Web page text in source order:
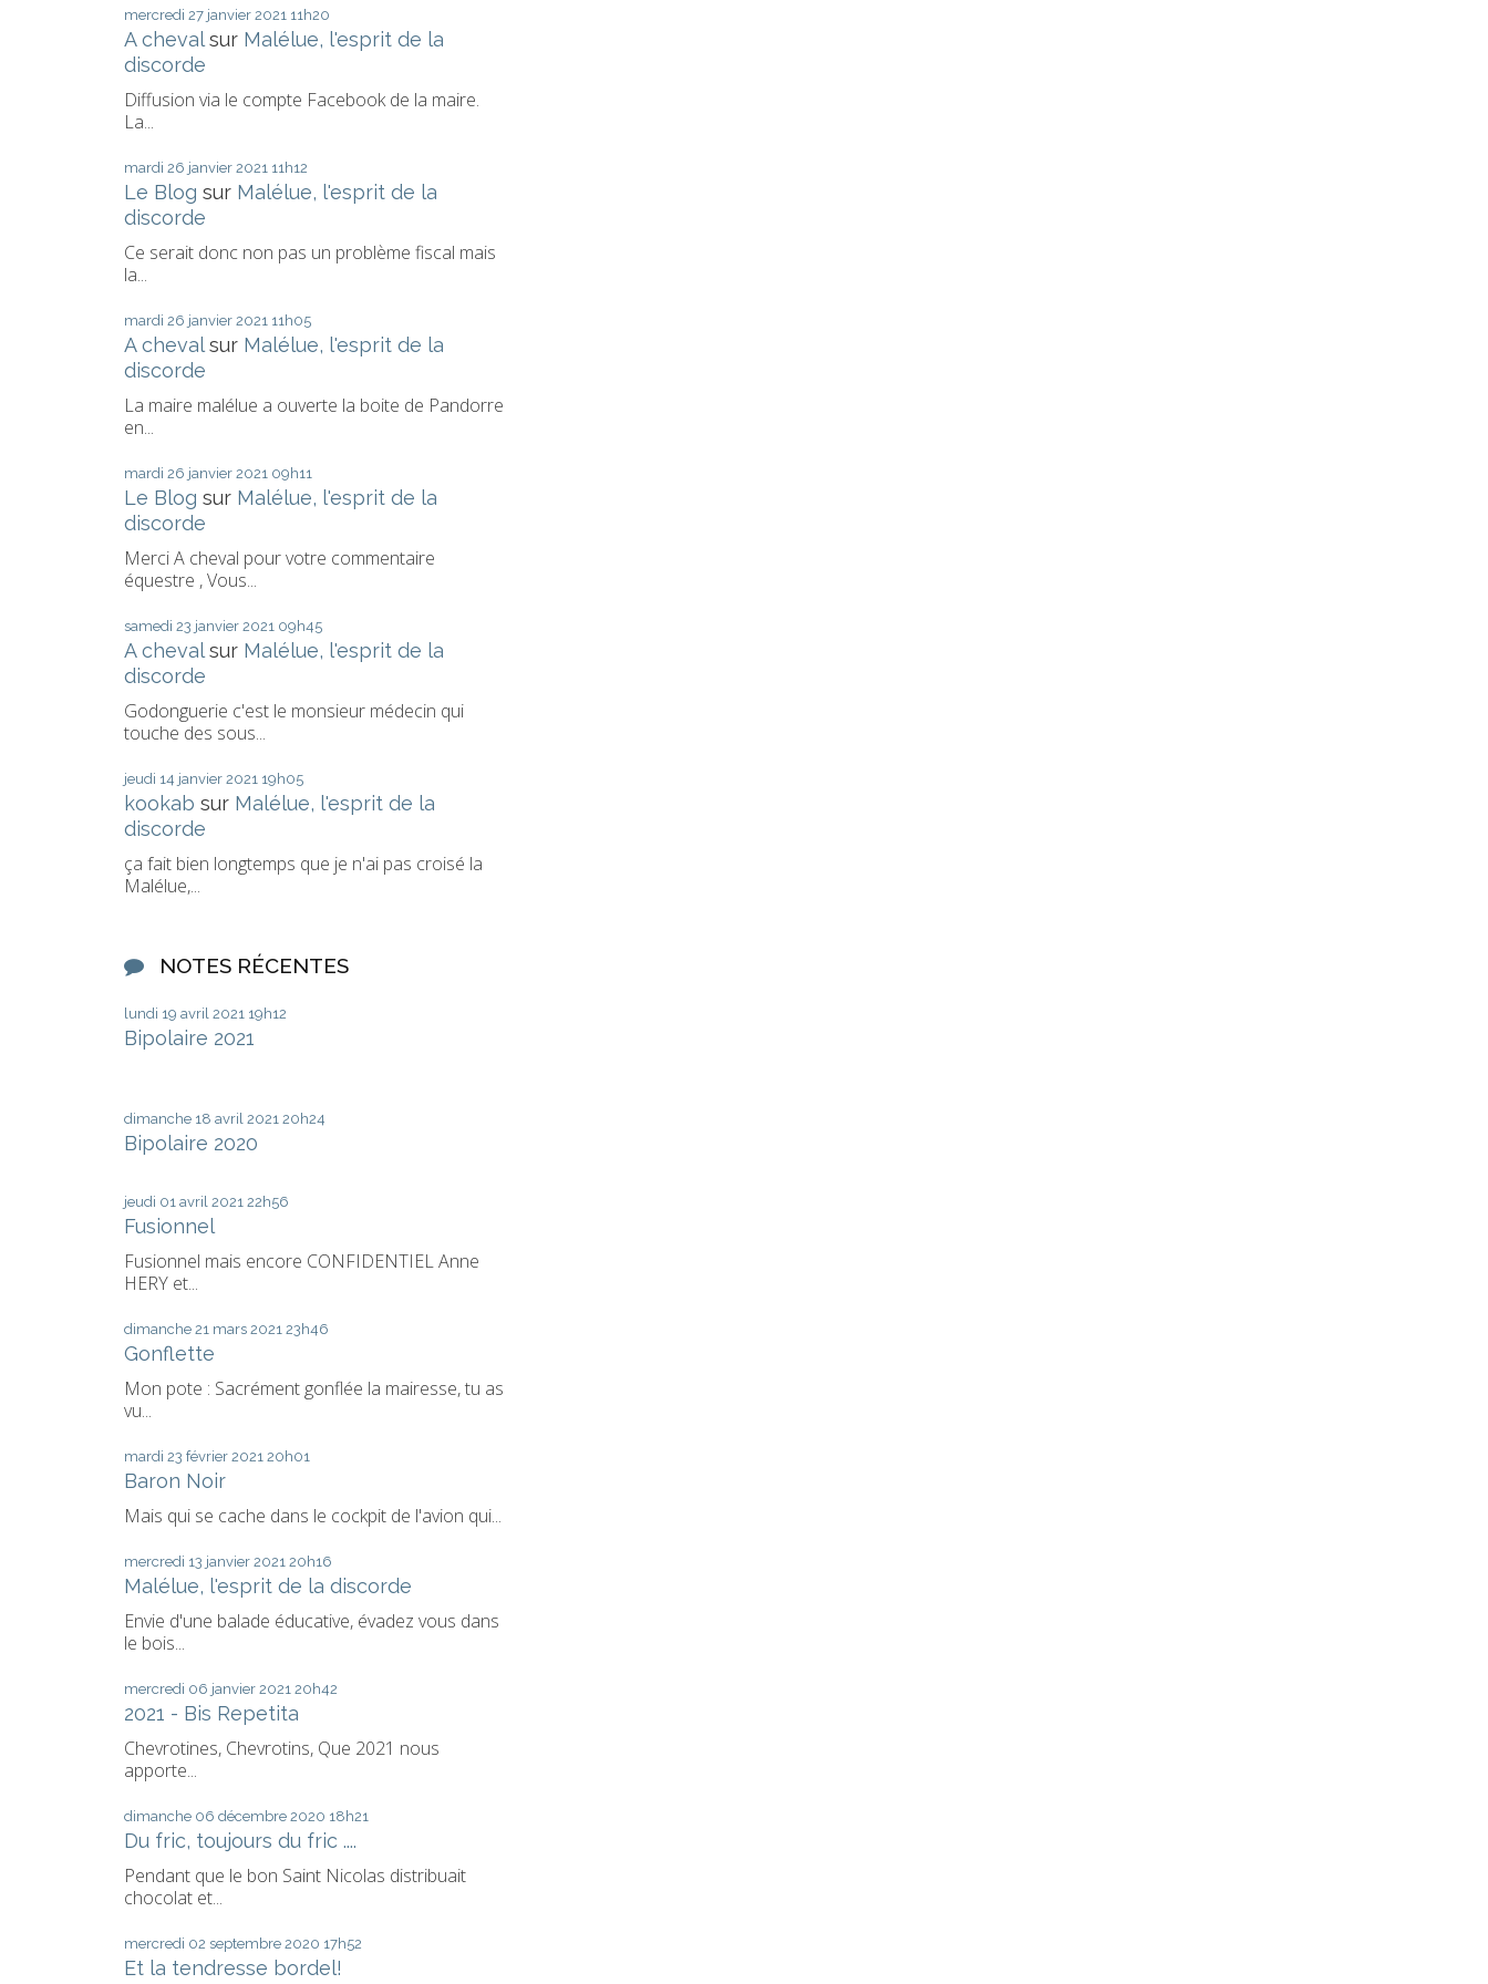
mercredi 27 janvier 2021 11h20
A chevalsur Malélue, l'esprit de la
discorde
Diffusion via le compte Facebook de la maire.
La...
mardi 26 janvier 2021 11h12
Le Blog sur Malélue, l'esprit de la
discorde
Ce serait donc non pas un problème fiscal mais
la...
mardi 26 janvier 2021 11h05
A chevalsur Malélue, l'esprit de la
discorde
La maire malélue a ouverte la boite de Pandorre
en...
mardi 26 janvier 2021 09h11
Le Blog sur Malélue, l'esprit de la
discorde
Merci A cheval pour votre commentaire
équestre , Vous...
samedi 23 janvier 2021 09h45
A chevalsur Malélue, l'esprit de la
discorde
Godonguerie c'est le monsieur médecin qui
touche des sous...
jeudi 14 janvier 2021 19h05
kookab sur Malélue, l'esprit de la
discorde
ça fait bien longtemps que je n'ai pas croisé la
Malélue,...
NOTES RÉCENTES
lundi 19 avril 2021 19h12
Bipolaire 2021
dimanche 18 avril 2021 20h24
Bipolaire 2020
jeudi 01 avril 2021 22h56
Fusionnel
Fusionnel mais encore CONFIDENTIEL Anne
HERY et...
dimanche 21 mars 2021 23h46
Gonflette
Mon pote : Sacrément gonflée la mairesse, tu as
vu...
mardi 23 février 2021 20h01
Baron Noir
Mais qui se cache dans le cockpit de l'avion qui...
mercredi 13 janvier 2021 20h16
Malélue, l'esprit de la discorde
Envie d'une balade éducative, évadez vous dans
le bois...
mercredi 06 janvier 2021 20h42
2021 - Bis Repetita
Chevrotines, Chevrotins, Que 2021 nous
apporte...
dimanche 06 décembre 2020 18h21
Du fric, toujours du fric ....
Pendant que le bon Saint Nicolas distribuait
chocolat et...
mercredi 02 septembre 2020 17h52
Et la tendresse bordel!